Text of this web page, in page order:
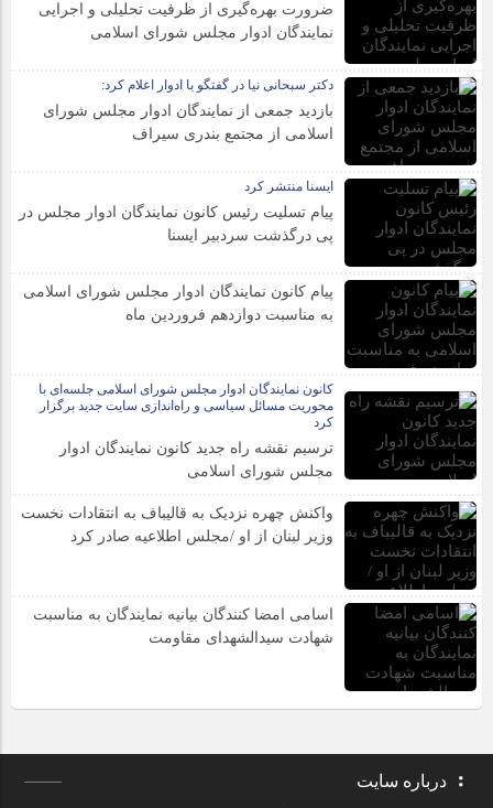
ضرورت بهره‌گیری از ظرفیت تحلیلی و اجرایی
نمایندگان ادوار مجلس شورای اسلامی
دکتر سبحانی نیا در گفتگو با ادوار اعلام کرد:
بازدید جمعی از نمایندگان ادوار مجلس شورای
اسلامی از مجتمع بندری سیراف
ایسنا منتشر کرد
پیام تسلیت رئیس کانون نمایندگان ادوار مجلس در
پی درگذشت سردبیر ایسنا
پیام کانون نمایندگان ادوار مجلس شورای اسلامی
به مناسبت دوازدهم فروردین ماه
کانون نمایندگان ادوار مجلس شورای اسلامی جلسه‌ای با
محوریت مسائل سیاسی و راه‌اندازی سایت جدید برگزار
کرد
ترسیم نقشه راه جدید کانون نمایندگان ادوار
مجلس شورای اسلامی
واکنش چهره نزدیک به قالیباف به انتقادات نخست
وزیر لبنان از او /مجلس اطلاعیه صادر کرد
اسامی امضا کنندگان بیانیه نمایندگان به مناسبت
شهادت سیدالشهدای مقاومت
درباره سایت